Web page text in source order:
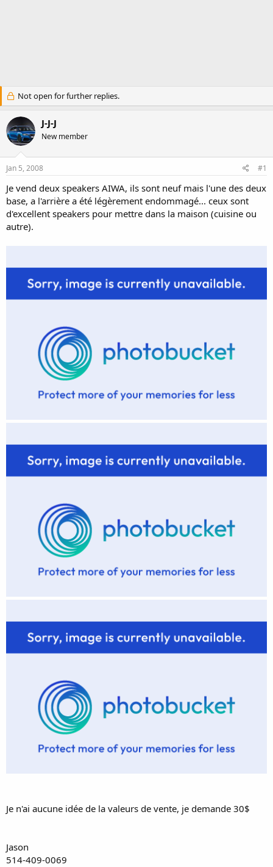
Not open for further replies.
J-J-J
New member
Jan 5, 2008 #1
Je vend deux speakers AIWA, ils sont neuf mais l'une des deux
base, a l'arrière a été légèrement endommagé... ceux sont
d'excellent speakers pour mettre dans la maison (cuisine ou
autre).
Je n'ai aucune idée de la valeurs de vente, je demande 30$
Jason
514-409-0069